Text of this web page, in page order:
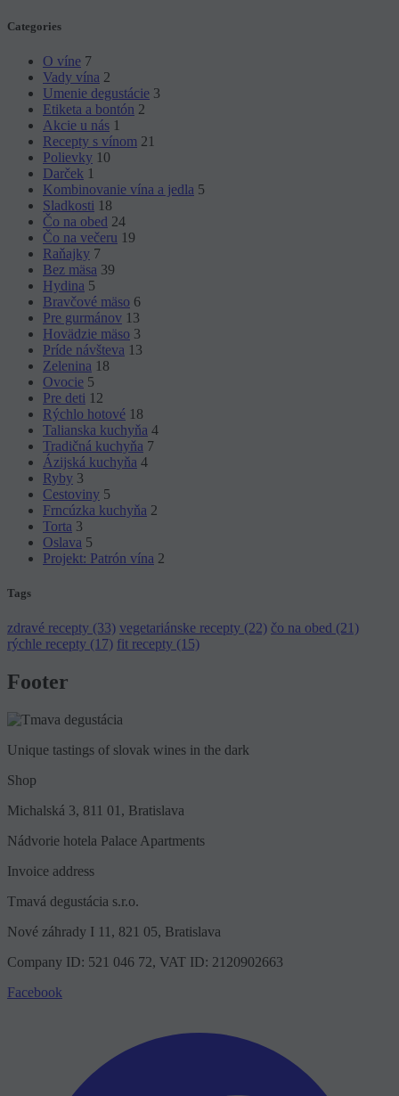
Categories
O víne 7
Vady vína 2
Umenie degustácie 3
Etiketa a bontón 2
Akcie u nás 1
Recepty s vínom 21
Polievky 10
Darček 1
Kombinovanie vína a jedla 5
Sladkosti 18
Čo na obed 24
Čo na večeru 19
Raňajky 7
Bez mäsa 39
Hydina 5
Bravčové mäso 6
Pre gurmánov 13
Hovädzie mäso 3
Príde návšteva 13
Zelenina 18
Ovocie 5
Pre deti 12
Rýchlo hotové 18
Talianska kuchyňa 4
Tradičná kuchyňa 7
Ázijská kuchyňa 4
Ryby 3
Cestoviny 5
Frncúzka kuchyňa 2
Torta 3
Oslava 5
Projekt: Patrón vína 2
Tags
zdravé recepty (33) vegetariánske recepty (22) čo na obed (21)
rýchle recepty (17) fit recepty (15)
Footer
Unique tastings of slovak wines in the dark
Shop
Michalská 3, 811 01, Bratislava
Nádvorie hotela Palace Apartments
Invoice address
Tmavá degustácia s.r.o.
Nové záhrady I 11, 821 05, Bratislava
Company ID: 521 046 72, VAT ID: 2120902663
Facebook